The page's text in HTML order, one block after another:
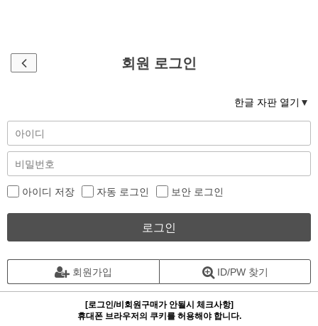
회원 로그인
한글 자판 열기
아이디 저장 자동 로그인 보안 로그인
로그인
회원가입 ID/PW 찾기
[로그인/비회원구매가 안될시 체크사항]
휴대폰 브라우저의 쿠키를 허용해야 합니다.